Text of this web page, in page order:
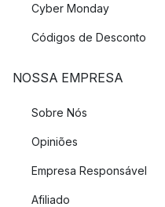
Cyber Monday
Códigos de Desconto
NOSSA EMPRESA
Sobre Nós
Opiniões
Empresa Responsável
Afiliado